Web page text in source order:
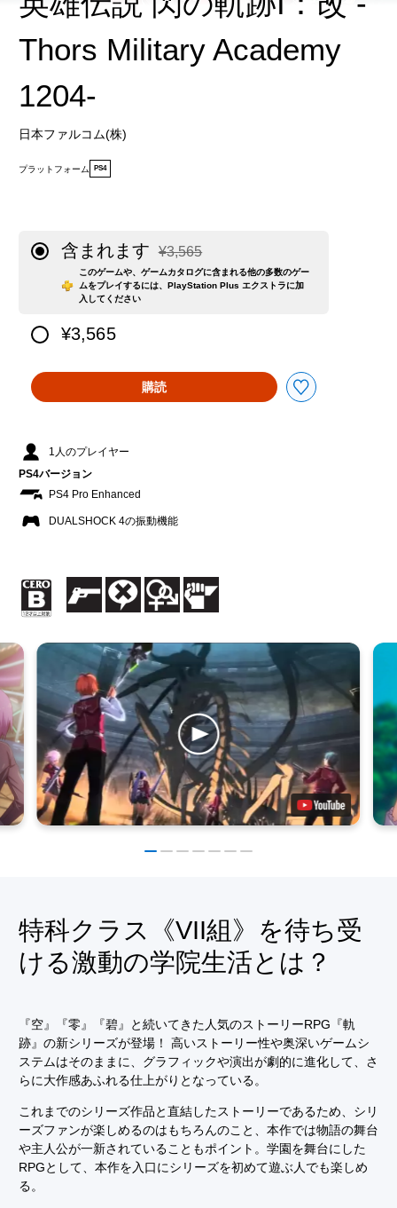
Thors Military Academy
1204-
日本ファルコム(株)
プラットフォーム PS4
含まれます 通常価格¥3,565より値引き
¥3,565
このゲームや、ゲームカタログに含まれる他の多数のゲー
ムをプレイするには、PlayStation Plus エクストラに加
入してください
¥3,565
購読
1人のプレイヤー
PS4バージョン
PS4 Pro Enhanced
DUALSHOCK 4の振動機能
特科クラス《VII組》を待ち受
ける激動の学院生活とは？
『空』『零』『碧』と続いてきた人気のストーリーRPG『軌
跡』の新シリーズが登場！ 高いストーリー性や奥深いゲームシ
ステムはそのままに、グラフィックや演出が劇的に進化して、さ
らに大作感あふれる仕上がりとなっている。
これまでのシリーズ作品と直結したストーリーであるため、シリ
ーズファンが楽しめるのはもちろんのこと、本作では物語の舞台
や主人公が一新されていることもポイント。学園を舞台にした
RPGとして、本作を入口にシリーズを初めて遊ぶ人でも楽しめ
る。